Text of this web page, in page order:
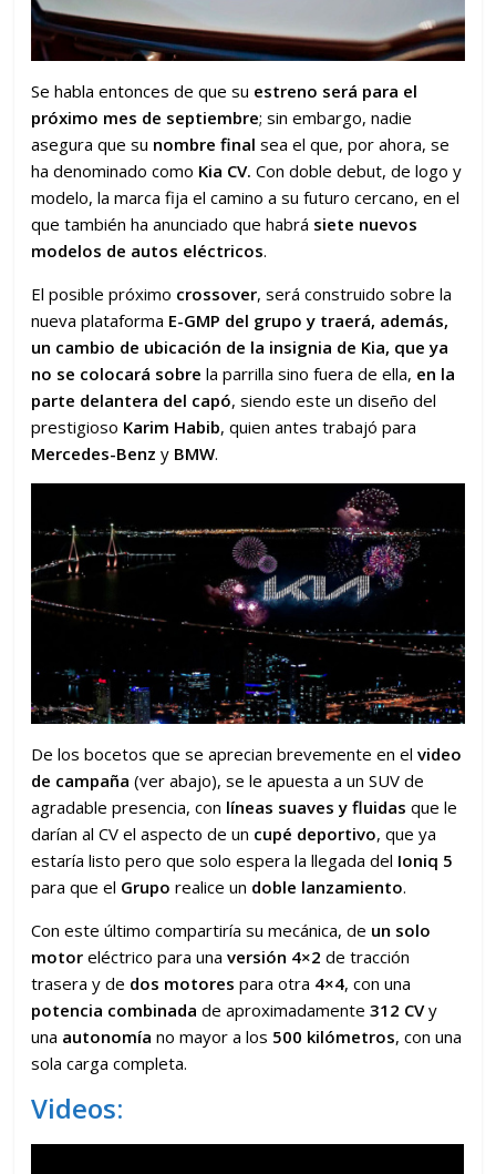
Se habla entonces de que su estreno será para el
próximo mes de septiembre; sin embargo, nadie
asegura que su nombre final sea el que, por ahora, se
ha denominado como Kia CV.Con doble debut, de logo y
modelo, la marca fija el camino a su futuro cercano, en el
que también ha anunciado que habrá siete nuevos
modelos de autos eléctricos.
El posible próximo crossover, será construido sobre la
nueva plataforma E-GMP del grupo y traerá, además,
un cambio de ubicación de la insignia de Kia, que ya
no se colocará sobrela parrilla sino fuera de ella, en la
parte delantera del capó, siendo este un diseño del
prestigioso Karim Habib, quien antes trabajó para
Mercedes-Benz y BMW.
De los bocetos que se aprecian brevemente en elvideo
de campaña (ver abajo), se le apuesta a un SUV de
agradable presencia, con líneas suaves y fluidas que le
darían al CV el aspecto de un cupé deportivo, que ya
estaría listo pero que solo espera la llegada del Ioniq 5
para que el Grupo realice un doble lanzamiento.
Con este último compartiría su mecánica, de un solo
motor eléctrico para unaversión 4×2 de tracción
trasera y de dos motores para otra 4×4, con una
potencia combinada de aproximadamente312 CVy
una autonomía no mayor a los 500 kilómetros, con una
sola carga completa.
Videos: